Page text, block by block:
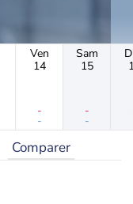
Ven
14
-
-
Sam
15
-
-
Comparer